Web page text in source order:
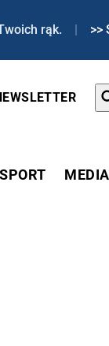
rąk. | >>
SPORT MEDIA